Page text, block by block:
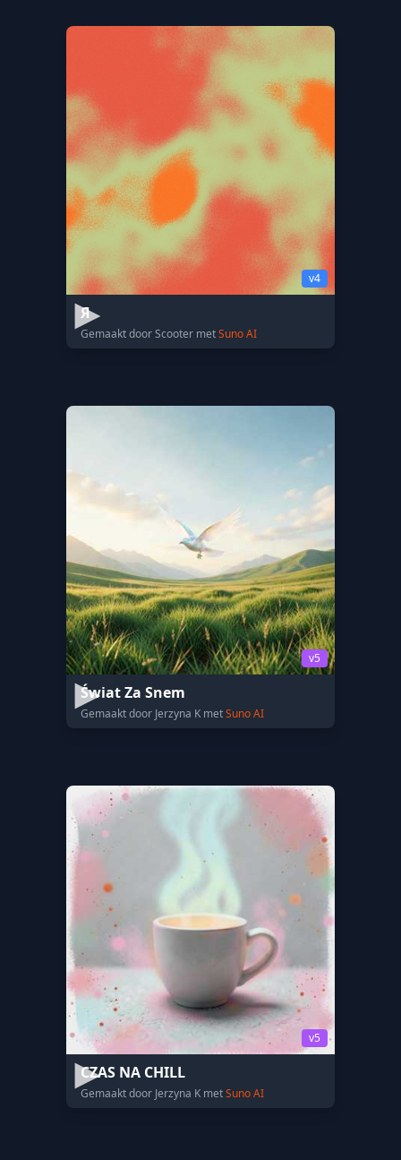
v4
Я
Gemaakt door Scooter metSuno AI
v5
Świat Za Snem
Gemaakt door Jerzyna K metSuno AI
v5
CZAS NA CHILL
Gemaakt door Jerzyna K metSuno AI